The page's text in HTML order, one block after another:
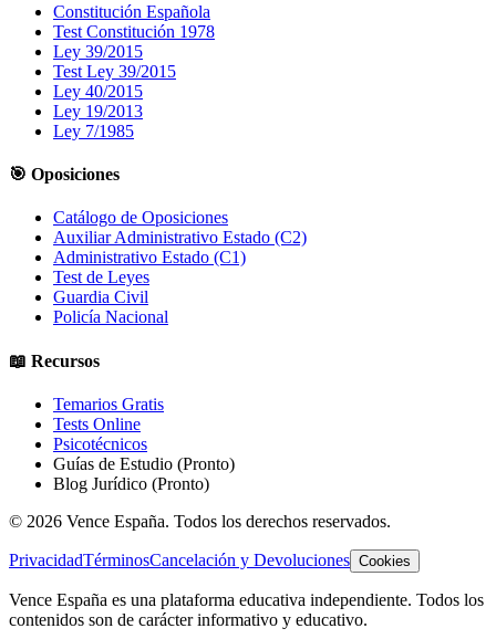
Constitución Española
Test Constitución 1978
Ley 39/2015
Test Ley 39/2015
Ley 40/2015
Ley 19/2013
Ley 7/1985
🎯 Oposiciones
Catálogo de Oposiciones
Auxiliar Administrativo Estado (C2)
Administrativo Estado (C1)
Test de Leyes
Guardia Civil
Policía Nacional
📖 Recursos
Temarios Gratis
Tests Online
Psicotécnicos
Guías de Estudio (Pronto)
Blog Jurídico (Pronto)
© 2026 Vence España. Todos los derechos reservados.
PrivacidadTérminosCancelación y Devoluciones Cookies
Vence España es una plataforma educativa independiente. Todos los
contenidos son de carácter informativo y educativo.